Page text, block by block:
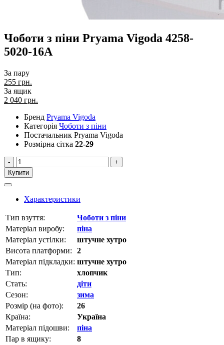
Чоботи з піни Pryama Vigoda 4258-
5020-16A
За пару
255 грн.
За ящик
2 040 грн.
Бренд Pryama Vigoda
Категорія Чоботи з піни
Постачальник Pryama Vigoda
Розмірна сітка 22-29
-
+
Купити
Характеристики
Тип взуття:
Чоботи з піни
Матеріал виробу:
піна
Матеріал устілки:
штучне хутро
Висота платформи:
2
Матеріал підкладки: штучне хутро
Тип:
хлопчик
Стать:
діти
Сезон:
зима
Розмір (на фото):
26
Країна:
Україна
Матеріал підошви:
піна
Пар в ящику:
8